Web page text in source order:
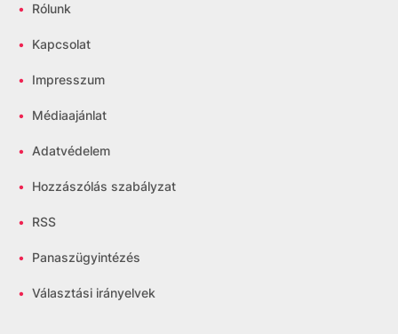
• Rólunk
• Kapcsolat
• Impresszum
• Médiaajánlat
• Adatvédelem
• Hozzászólás szabályzat
• RSS
• Panaszügyintézés
• Választási irányelvek